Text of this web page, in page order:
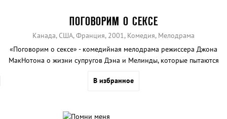
ПОГОВОРИМ О СЕКСЕ
Канада, США, Франция, 2001, Комедия, Мелодрама
«Поговорим о сексе» - комедийная мелодрама режиссера Джона
МакНотона о жизни супругов Дэна и Мелинды, которые пытаются
В избранное